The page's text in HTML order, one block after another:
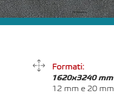
Formati:
1620x3240 mm
12 mm e 20 mm